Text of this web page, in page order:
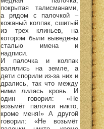
покрытая талисманами,
а рядом с палочкой –
кожаный колпак, сшитый
из трех клиньев, на
котором были выведены
сталью имена и
надписи.
И палочка и колпак
валялись на земле, а
дети спорили из-за них и
дрались, так что между
ними лилась кровь. И
один говорил: «Не
возьмёт палочки никто,
кроме меня!» А другой
говорил: «Не возьмёт